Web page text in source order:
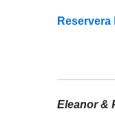
Eleanor &